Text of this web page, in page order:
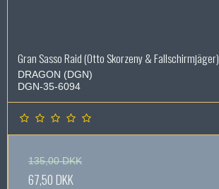
Gran Sasso Raid (Otto Skorzeny & Fallschirmjäger)
DRAGON (DGN)
DGN-35-6094
135,00 DKK
67,50 DKK